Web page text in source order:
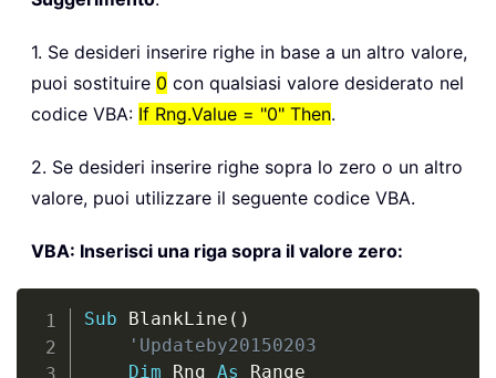
1. Se desideri inserire righe in base a un altro valore,
puoi sostituire 0 con qualsiasi valore desiderato nel
codice VBA: If Rng.Value = "0" Then.
2. Se desideri inserire righe sopra lo zero o un altro
valore, puoi utilizzare il seguente codice VBA.
VBA: Inserisci una riga sopra il valore zero:
Sub BlankLine ( )
'Updateby20150203
Dim Rng As Range